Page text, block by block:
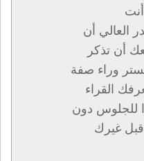
العالي أن
أن تذكر
وراء صفة
القراء
للجلوس دون
غيرك